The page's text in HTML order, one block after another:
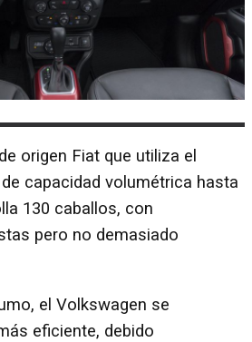
origen Fiat que utiliza el
capacidad volumétrica hasta
130 caballos, con
pero no demasiado
el Volkswagen se
eficiente, debido